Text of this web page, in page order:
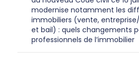
modernise notamment les
immobiliers (vente,
et bail) : quels changements
professionnels de l’immobilier